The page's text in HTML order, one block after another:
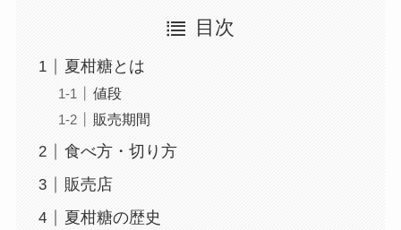
目次
夏柑糖とは
値段
販売期間
食べ方・切り方
販売店
夏柑糖の歴史